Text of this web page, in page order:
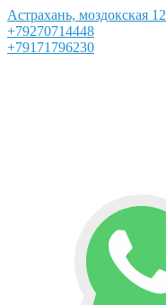
Астрахань, моздокская 12
+79270714448
+79171796230